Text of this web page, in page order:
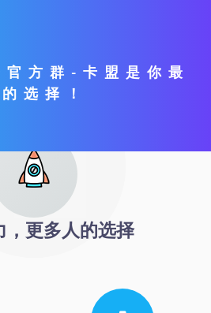
官方群-卡盟是你最
选择！
，更多人的选择